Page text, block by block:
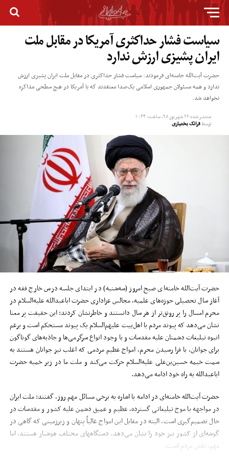
سیاست فشار حداکثری آمریکا در مقابل ملت
ایران پشیزی ارزش ندارد
حضرت آیت‌الله خامنه‌ای فرمودند: سیاست فشار حداکثری در مقابل ملت ایران پشیزی ارزش
ندارد و همه مسئولان جمهوری اسلامی یک‌صدا معتقدند که با آمریکا در هیچ سطحی مذاکره
نخواهد شد.
منتشر شده۲۶ شهریور ۹۸, ساعت: ۱۰:۴۴
توسطفرانک بختیاری
حضرت آیت‌الله خامنه‌ای صبح امروز (سه‌شنبه) در ابتدای جلسه درس خارج فقه در
آغاز سال تحصیلی حوزه‌های علمیه، مجالس عزاداری حضرت اباعبدالله علیه‌السلام در
محرم امسال را پر رونق‌تر از هر سال دانستند و خاطرنشان کردند: این حقیقت پر معنا
نشان می‌دهد که پیوند مردم با اهل‌بیت علیهم‌السلام یک پیوند مستحکم است و برغم
انبوه تبلیغات دشمنان علیه مقدسات و با وجود انواع سرگرمی‌ها و جاذبه‌های گوناگون
برای جوانان، با فرا رسیدن محرم، امواج عظیم مردمی که اغلب نیز جوانان هستند به
سمت خیمه حسین‌بن‌علی علیه‌السلام حرکت می‌کند و ملت ما در زیر خمیه حضرت
اباعبدالله به راه خود ادامه می‌دهد.
حضرت آیت‌الله خامنه‌ای در ادامه با اشاره به برخی مسائل مهم روز، گفتند: ملت ایران
در مواجهه با موج تبلیغاتی گسترده، عظیم و عمیق دشمن علیه کشور و مقدسات در
حال تصمیم‌گیری است، البته در مقابل این امواج غالباً پنهان و زیرزمینی که گاهی در
گوشه‌ای از کشور نیز خود را نشان می‌دهد، دستگاههای مختلف هوشیار هستند، اما
مهم، نقش مردم است.